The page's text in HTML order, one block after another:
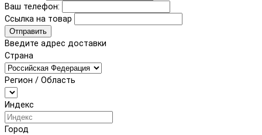
Ваш телефон:
Ссылка на товар
Отправить
Введите адрес доставки
Страна
Регион / Область
Индекс
Город